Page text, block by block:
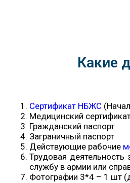
Какие
Сертификат НБЖС
Медицинский
Гражданский паспорт
Заграничный паспорт
Действующие рабочие
Трудовая
службу в армии или
Фотографии 3*4 – 1 шт